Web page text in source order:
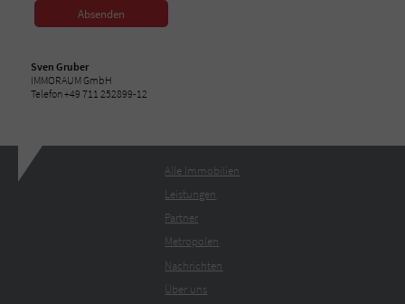
Absenden
Sven Gruber
IMMORAUM GmbH
Telefon +49 711 252899-12
Alle Immobilien
Leistungen
Partner
Metropolen
Nachrichten
Über uns